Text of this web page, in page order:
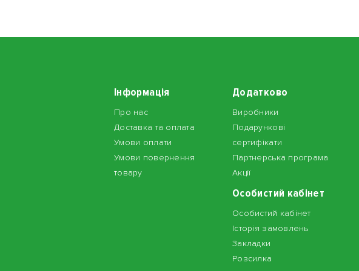
Інформація
Про нас
Доставка та оплата
Умови оплати
Умови повернення
товару
Додатково
Виробники
Подарункові
сертифікати
Партнерська програма
Акції
Особистий кабінет
Особистий кабінет
Історія замовлень
Закладки
Розсилка